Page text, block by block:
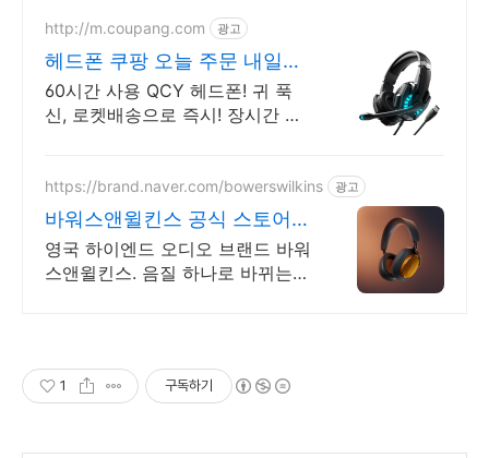
http://m.coupang.com 광고
헤드폰 쿠팡 오늘 주문 내일도
착
60시간 사용 QCY 헤드폰! 귀 푹
신, 로켓배송으로 즉시! 장시간 착
https://brand.naver.com/bowerswilkins 광고
바워스앤윌킨스 공식 스토어
하이엔드 명품 오디오
영국 하이엔드 오디오 브랜드 바워
스앤윌킨스. 음질 하나로 바뀌는
1 구독하기